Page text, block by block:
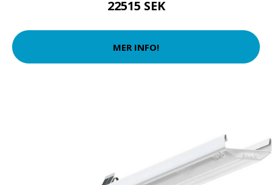
22515 SEK
MER INFO!